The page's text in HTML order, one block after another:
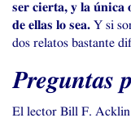
ser cierta, y la única
de ellas lo sea. Y si
dos relatos bastante
Preguntas
El lector Bill F. Acklin